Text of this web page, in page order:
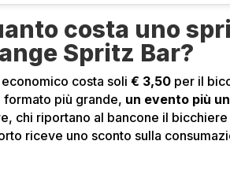
costa uno
Spritz Bar?
economico costa soli€ 3,50 per il
formato più grande, un evento più
chi riportano al bancone il
riceve uno sconto sulla